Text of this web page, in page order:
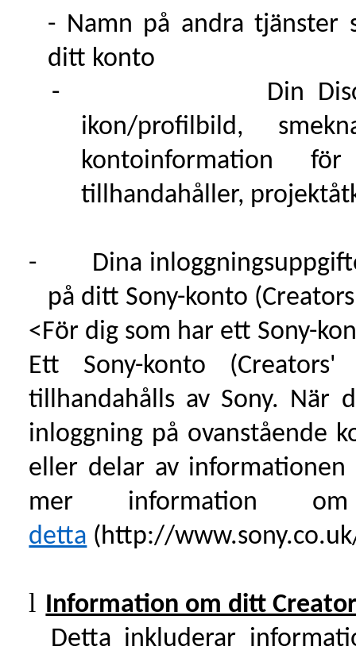
- Namn på andra tjänster
ditt konto
-
Din
ikon/profilbild,
kontoinformation
tillhandahåller,
-
Dina
på ditt Sony-konto
<För dig som har ett Sony-
Ett Sony-konto (Creators'
tillhandahålls av Sony. När
inloggning på ovanstående
eller delar av
mer information
detta (http://
l Information om ditt
Detta inkluderar